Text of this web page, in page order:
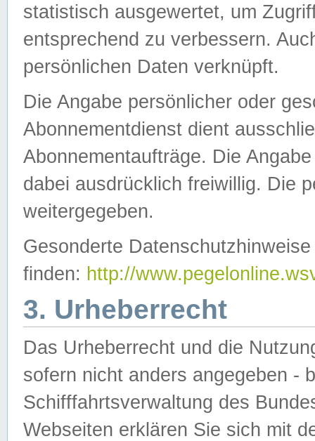
statistisch ausgewertet, um
entsprechend zu verbessern.
persönlichen Daten verknüpft.
Die Angabe persönlicher oder
Abonnementdienst dient
Abonnementaufträge. Die
dabei ausdrücklich freiwillig. Die
weitergegeben.
Gesonderte
finden: http://
3. Urheberrecht
Das Urheberrecht und die
sofern nicht anders angegeben -
Schifffahrtsverwaltung des
Webseiten erklären Sie sich mit